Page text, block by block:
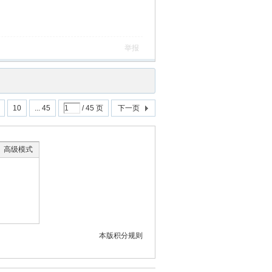
举报
10 ... 45 / 45 页 下一页
高级模式
本版积分规则